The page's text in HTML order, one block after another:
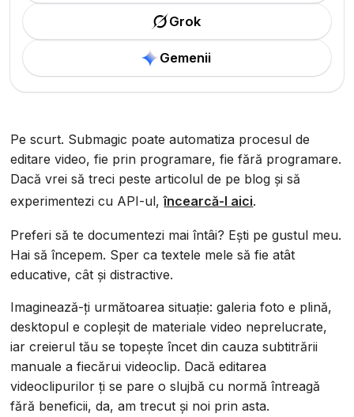
Grok
Gemenii
Pe scurt. Submagic poate automatiza procesul de
editare video, fie prin programare, fie fără programare.
Dacă vrei să treci peste articolul de pe blog și să
experimentezi cu API-ul,încearcă-l aici.
Preferi să te documentezi mai întâi? Ești pe gustul meu.
Hai să începem. Sper ca textele mele să fie atât
educative, cât și distractive.
Imaginează-ți următoarea situație: galeria foto e plină,
desktopul e copleșit de materiale video neprelucrate,
iar creierul tău se topește încet din cauza subtitrării
manuale a fiecărui videoclip. Dacă editarea
videoclipurilor ți se pare o slujbă cu normă întreagă
fără beneficii, da, am trecut și noi prin asta.